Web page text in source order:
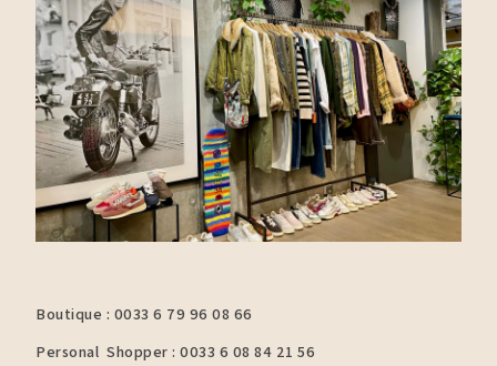
Boutique : 0033 6 79 96 08 66
Personal Shopper : 0033 6 08 84 21 56